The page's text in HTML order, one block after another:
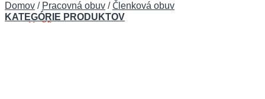
Košík
Domov / Pracovná obuv / Členková obuv
KATEGÓRIE PRODUKTOV